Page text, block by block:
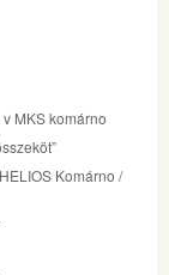
MKS komárno
Komárno /